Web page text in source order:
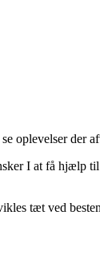
oplevelser der
I at få hjælp
tæt ved